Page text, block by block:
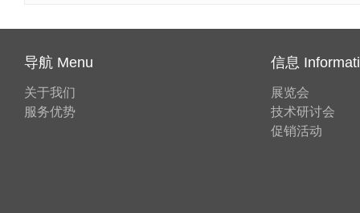
导航 Menu
关于我们
服务优势
信息
展览会
技术研讨会
促销活动